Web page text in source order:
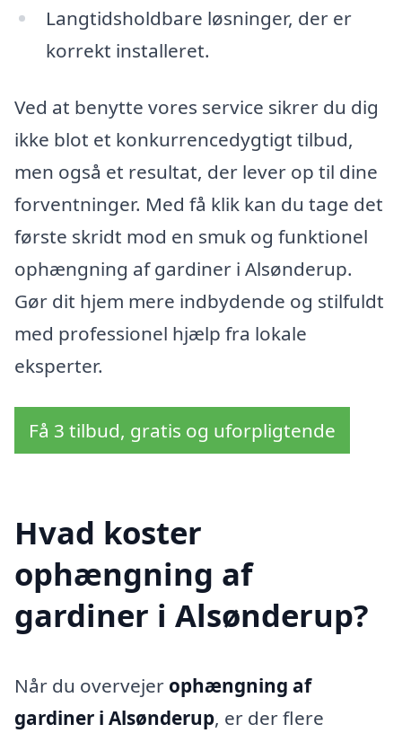
Langtidsholdbare løsninger, der er
korrekt installeret.
Ved at benytte vores service sikrer du dig
ikke blot et konkurrencedygtigt tilbud,
men også et resultat, der lever op til dine
forventninger. Med få klik kan du tage det
første skridt mod en smuk og funktionel
ophængning af gardiner i Alsønderup.
Gør dit hjem mere indbydende og stilfuldt
med professionel hjælp fra lokale
eksperter.
Få 3 tilbud, gratis og uforpligtende
Hvad koster
ophængning af
gardiner i Alsønderup?
Når du overvejer ophængning af
gardiner i Alsønderup, er der flere